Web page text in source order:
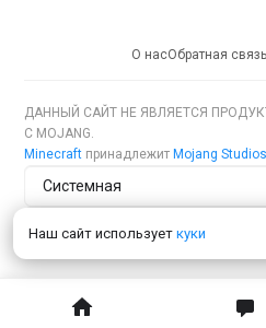
Наш сайт использует куки
О насОбратная связь
ДАННЫЙ САЙТ НЕ ЯВЛЯЕТСЯ
С MOJANG.
Minecraft принадлежит Mojang Studios
Тема сайта
Язык сайта